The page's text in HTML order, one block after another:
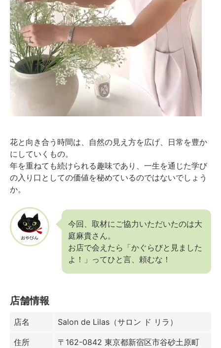
花と向き合う時間は、自然の見え方を広げ、日常を豊か
にしていくもの。
年を重ねても続けられる趣味であり、一生を通じた学び
の入り口としての価値を秘めているのではないでしょう
か。
今回、取材にご協力いただいたのは大
庭麻貴さん。
お店で会えたら「かぐらびと見ました
よ！」ってひと言、頼むな！
店舗情報
店名 Salon de Lilas（サロン ド リラ）
住所 〒162-0842 東京都新宿区市谷砂土原町